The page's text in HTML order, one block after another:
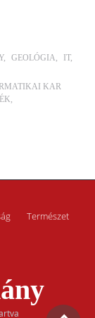
GEOLÓGIA
IT
KAR
Természet